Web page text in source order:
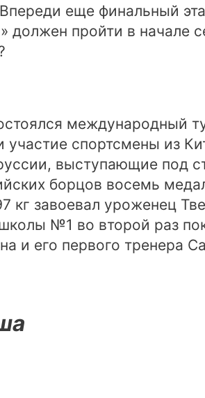
еще финальный
должен пройти в начале
международный
участие спортсмены из
выступающие под
борцов восемь
кг завоевал уроженец
№1 во второй раз
и его первого тренера